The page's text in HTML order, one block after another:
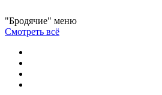
"Бродячие" меню
Смотреть всё